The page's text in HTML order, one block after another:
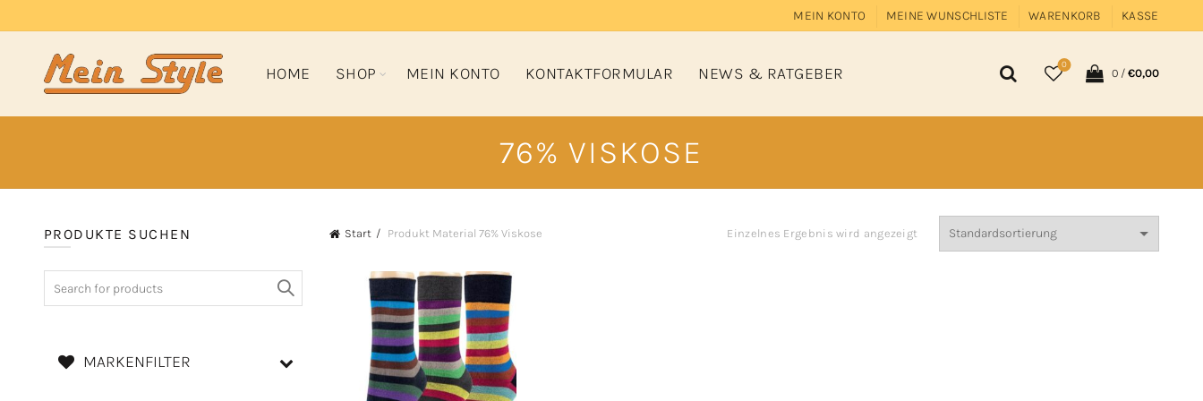
MEIN KONTO MEINE WUNSCHLISTE WARENKORB KASSE
HOME SHOP MEIN KONTO KONTAKTFORMULAR NEWS & RATGEBER 0
0 / €0,00
76% VISKOSE
Start Produkt Material 76% Viskose Einzelnes Ergebnis wird angezeigt
PRODUKTE SUCHEN
MARKENFILTER